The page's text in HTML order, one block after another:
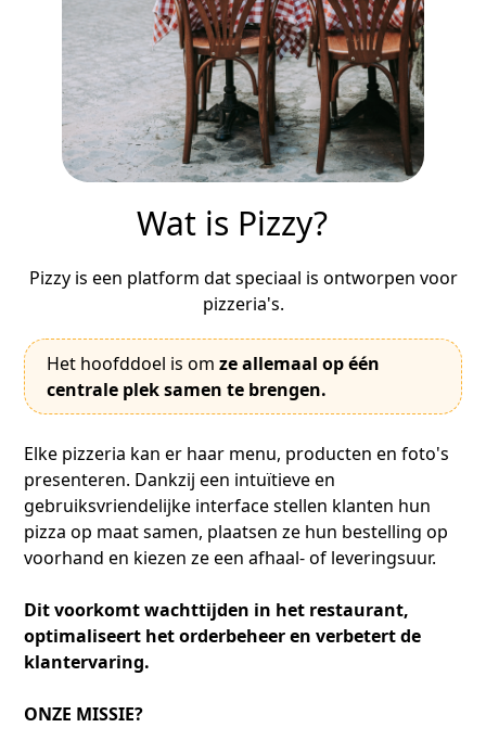
Wat is Pizzy?
Pizzy is een platform dat speciaal is ontworpen voor
pizzeria's.
Het hoofddoel is om ze allemaal op één
centrale plek samen te brengen.
Elke pizzeria kan er haar menu, producten en foto's
presenteren. Dankzij een intuïtieve en
gebruiksvriendelijke interface stellen klanten hun
pizza op maat samen, plaatsen ze hun bestelling op
voorhand en kiezen ze een afhaal- of leveringsuur.
Dit voorkomt wachttijden in het restaurant,
optimaliseert het orderbeheer en verbetert de
klantervaring.
ONZE MISSIE?